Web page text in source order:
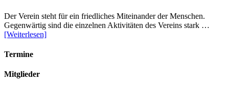
Der Verein steht für ein friedliches Miteinander der Menschen.
Gegenwärtig sind die einzelnen Aktivitäten des Vereins stark …
[Weiterlesen]
Termine
Mitglieder